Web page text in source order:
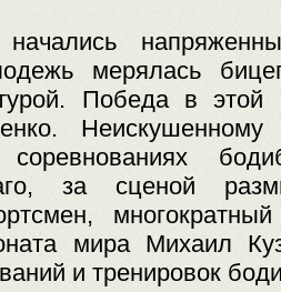
мерялась
Победа в этой
Неискушенному
за сценой
мира Михаил
и тренировок